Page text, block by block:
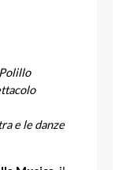
e le danze